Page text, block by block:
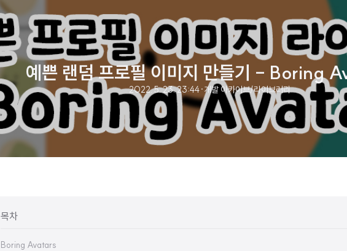
예쁜 랜덤 프로필 이미지 만들기 - Boring
2022. 5. 23. 23:44·개발 아카이브/라이브러리
목차
Boring Avatars